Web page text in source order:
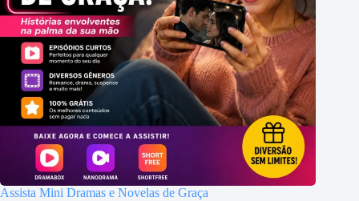
Assista Mini Dramas e Novelas de Graça